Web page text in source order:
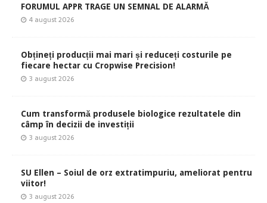
FORUMUL APPR TRAGE UN SEMNAL DE ALARMĂ
4 august 2026
Obțineți producții mai mari și reduceți costurile pe
fiecare hectar cu Cropwise Precision!
3 august 2026
Cum transformă produsele biologice rezultatele din
câmp în decizii de investiții
3 august 2026
SU Ellen – Soiul de orz extratimpuriu, ameliorat pentru
viitor!
3 august 2026